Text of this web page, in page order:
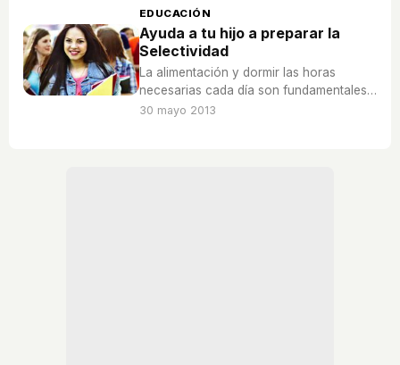
EDUCACIÓN
Ayuda a tu hijo a preparar la
Selectividad
La alimentación y dormir las horas
necesarias cada día son fundamentales
a la hora de preparar la Selectividad.
30 mayo 2013